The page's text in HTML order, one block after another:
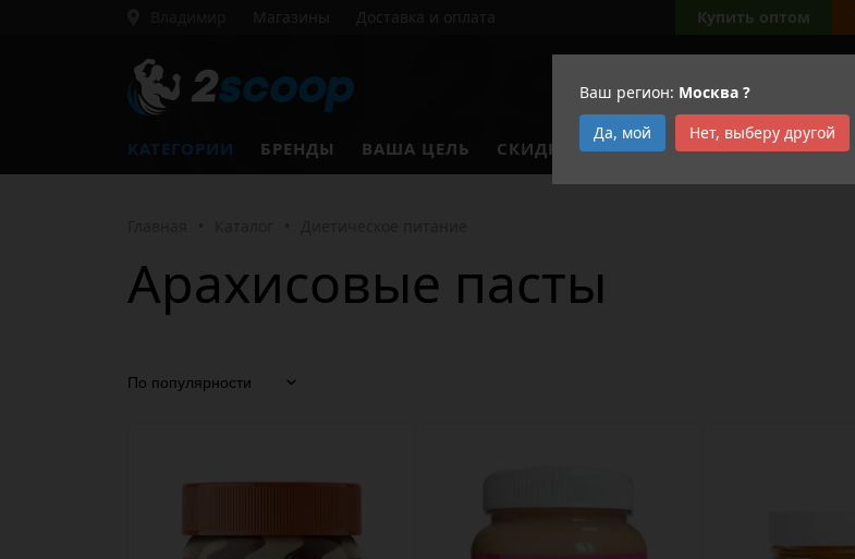
Ваш регион: Москва ?
Да, мой
Нет, выберу другой
Магазины Доставка и оплата Купить оптом
КАТЕГОРИИ БРЕНДЫ ВАША ЦЕЛЬ СКИДКИ АКЦИИ
Арахисовые пасты